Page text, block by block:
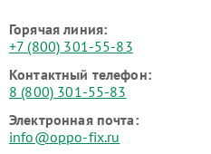
Горячая линия:
+7 (800) 301-55-83
Контактный телефон:
8 (800) 301-55-83
Электронная почта:
info@oppo-fix.ru